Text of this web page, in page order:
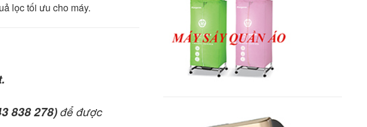
lọc tối ưu cho máy.
838 278)để được